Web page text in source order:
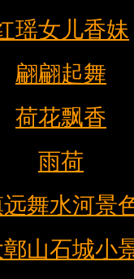
瑶女儿香妹
翩翩起舞
荷花飘香
雨荷
舞水河景
鄣山石城小